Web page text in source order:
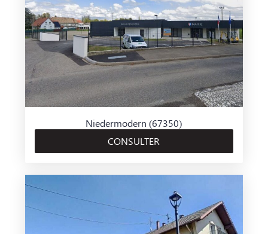
Niedermodern (67350)
CONSULTER